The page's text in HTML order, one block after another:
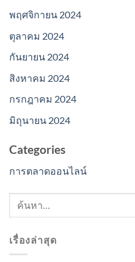
พฤศจิกายน 2024
ตุลาคม 2024
กันยายน 2024
สิงหาคม 2024
กรกฎาคม 2024
มิถุนายน 2024
Categories
การตลาดออนไลน์
เรื่องล่าสุด